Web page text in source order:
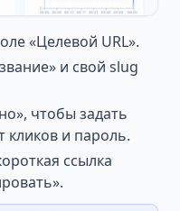
«Целевой URL».
и свой slug
чтобы задать
кликов и пароль.
ссылка